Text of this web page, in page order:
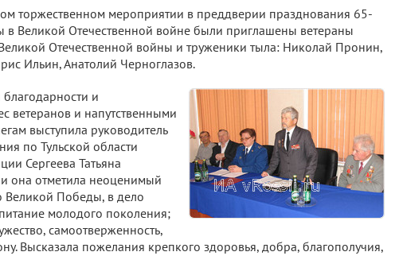
торжественном мероприятии в преддверии празднования 65-
Великой Отечественной войне были приглашены ветераны
Отечественной войны и труженики тыла: Николай Пронин,
Ильин, Анатолий Черноглазов.
и
ветеранов и напутственными
выступила руководитель
по Тульской области
Сергеева Татьяна
она отметила неоценимый
Великой Победы, в дело
молодого поколения;
самоотверженность,
Высказала пожелания крепкого здоровья, добра, благополучия,